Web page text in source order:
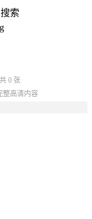
搜索
0 张
整高清内容